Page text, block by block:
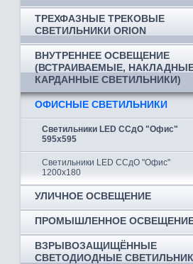
ТРЕХФАЗНЫЕ ТРЕКОВЫЕ
СВЕТИЛЬНИКИ ORION
ВНУТРЕННЕЕ ОСВЕЩЕНИЕ
(ВСТРАИВАЕМЫЕ,
КАРДАННЫЕ СВЕТИЛЬНИКИ)
ОФИСНЫЕ СВЕТИЛЬНИКИ
Светильники LED ССдО "Офис"
595х595
Светильники LED ССдО "Офис"
1200х180
УЛИЧНОЕ ОСВЕЩЕНИЕ
ПРОМЫШЛЕННОЕ
ВЗРЫВОЗАЩИЩЁННЫЕ
СВЕТОДИОДНЫЕ